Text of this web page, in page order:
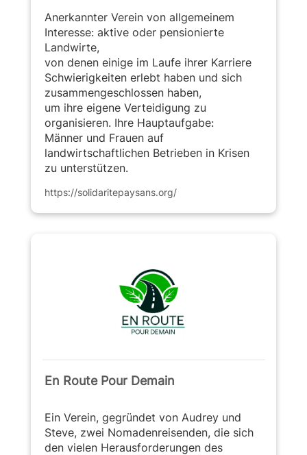
https://solidaritepaysans.org/
Anerkannter Verein von allgemeinem
Interesse: aktive oder pensionierte
Landwirte,
von denen einige im Laufe ihrer Karriere
Schwierigkeiten erlebt haben und sich
zusammengeschlossen haben,
um ihre eigene Verteidigung zu
organisieren. Ihre Hauptaufgabe:
Männer und Frauen auf
landwirtschaftlichen Betrieben in Krisen
zu unterstützen.
En Route Pour Demain
Ein Verein, gegründet von Audrey und
Steve, zwei Nomadenreisenden, die sich
den vielen Herausforderungen des